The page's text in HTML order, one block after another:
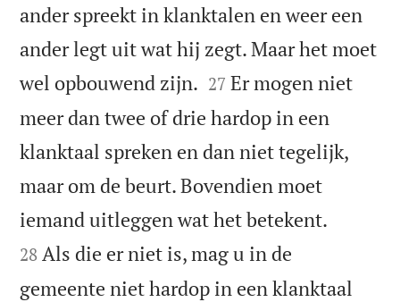
ander spreekt in klanktalen en weer een
ander legt uit wat hij zegt. Maar het moet
wel opbouwend zijn. 

27 Er mogen niet
meer dan twee of drie hardop in een
klanktaal spreken en dan niet tegelijk,
maar om de beurt. Bovendien moet
iemand uitleggen wat het betekent.
28 Als die er niet is, mag u in de
gemeente niet hardop in een klanktaal